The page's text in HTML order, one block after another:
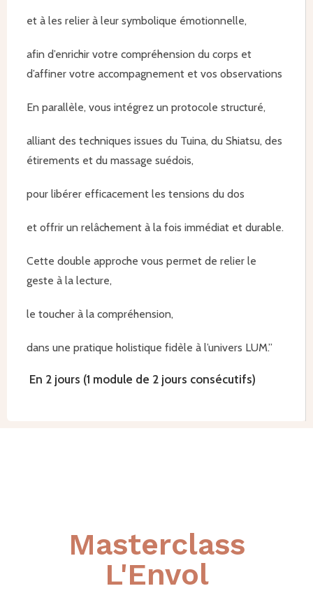
et à les relier à leur symbolique émotionnelle,
afin d’enrichir votre compréhension du corps et
d’affiner votre accompagnement et vos observations
En parallèle, vous intégrez un protocole structuré,
alliant des techniques issues du Tuina, du Shiatsu, des
étirements et du massage suédois,
pour libérer efficacement les tensions du dos
et offrir un relâchement à la fois immédiat et durable.
Cette double approche vous permet de relier le
geste à la lecture,
le toucher à la compréhension,
dans une pratique holistique fidèle à l’univers LUM.”
En 2 jours (1 module de 2 jours consécutifs)
Masterclass
L'Envol